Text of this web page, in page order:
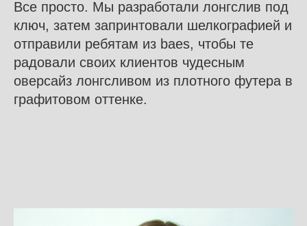
Все просто. Мы разработали лонгслив под
ключ, затем запринтовали шелкографией и
отправили ребятам из baes, чтобы те
радовали своих клиентов чудесным
оверсайз лонгсливом из плотного футера в
графитовом оттенке.